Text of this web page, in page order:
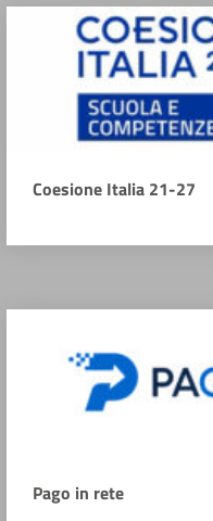
Coesione Italia 21-27
Pago in rete